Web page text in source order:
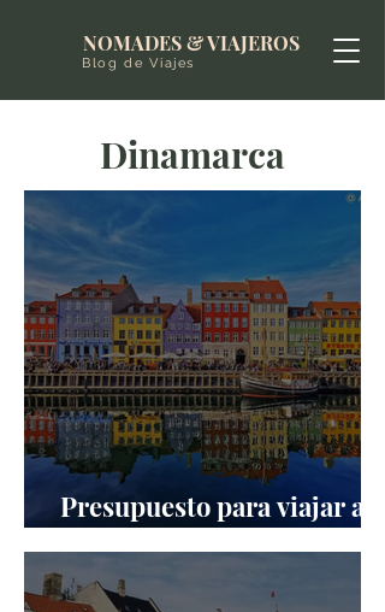
NOMADES & VIAJEROS
Blog de Viajes
Dinamarca
Presupuesto para viajar a
Copenhague